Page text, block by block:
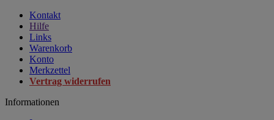
Kontakt
Hilfe
Links
Warenkorb
Konto
Merkzettel
Vertrag widerrufen
Informationen